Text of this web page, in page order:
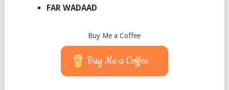
FAR WADAAD
Buy Me a Coffee
Buy Me a Coffee